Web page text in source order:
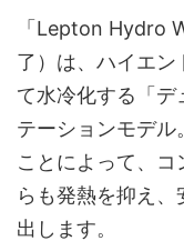
「Lepton Hydro
了）は、ハイエン
て水冷化する「デ
テーションモデル
ことによって、
らも発熱を抑え
出します。